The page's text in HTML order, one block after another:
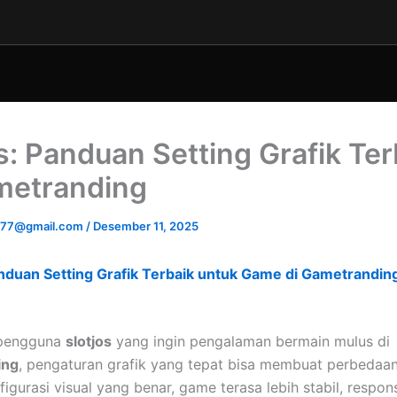
Panduan Setting Grafik
/ Desember 11, 2025
Setting Grafik Terbaik untuk Game di
slotjos yang ingin pengalaman bermain mulus di
, pengaturan grafik yang tepat bisa membuat
visual yang benar, game terasa lebih stabil,